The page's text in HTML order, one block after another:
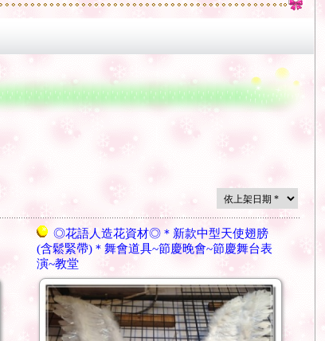
◎花語人造花資材◎＊新款中型天使翅膀
(含鬆緊帶)＊舞會道具~節慶晚會~節慶舞台表
演~教堂